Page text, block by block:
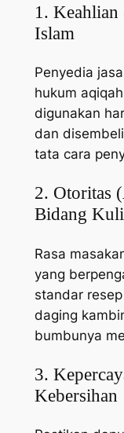
1. Keahlian
Islam
Penyedia
hukum
digunakan
dan
tata cara
2. Otoritas
Bidang
Rasa
yang
standar
daging
bumbunya
3.
Kebersihan